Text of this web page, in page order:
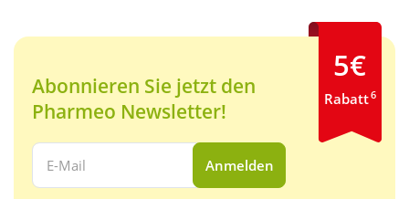
Abonnieren Sie jetzt den
Pharmeo Newsletter!
Ihre E-Mail Adresse:
Anmelden
5€
Rabatt6